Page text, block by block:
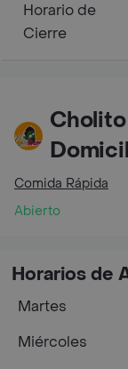
Horario de
Cierre
Comida Rápida
Abierto
Horarios de
Martes
Miércoles